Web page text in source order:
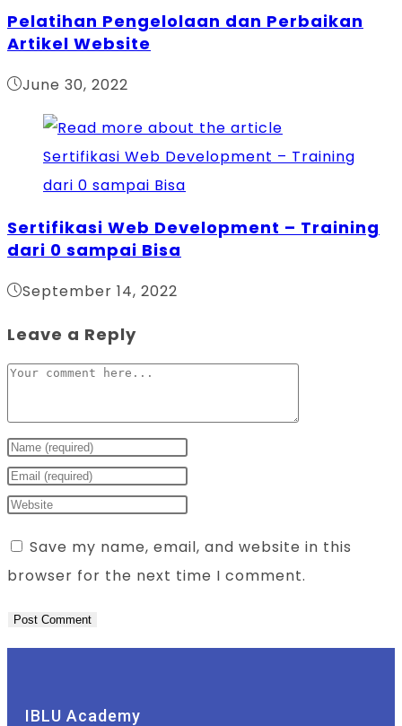
Pelatihan Pengelolaan dan Perbaikan
Artikel Website
June 30, 2022
Sertifikasi Web Development – Training
dari 0 sampai Bisa
September 14, 2022
Leave a Reply
Save my name, email, and website in this
browser for the next time I comment.
IBLU Academy